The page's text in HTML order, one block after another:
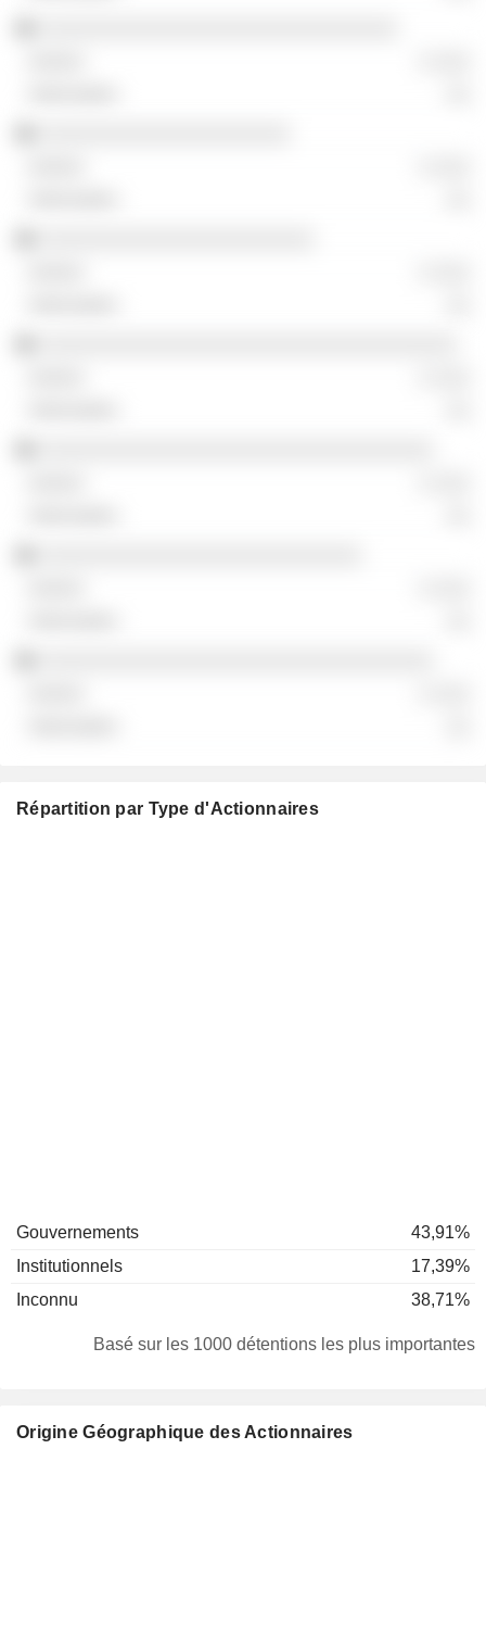
Répartition par Type d'Actionnaires
Gouvernements
43,91%
Institutionnels
17,39%
Inconnu
38,71%
Basé sur les 1000 détentions les plus importantes
Origine Géographique des Actionnaires